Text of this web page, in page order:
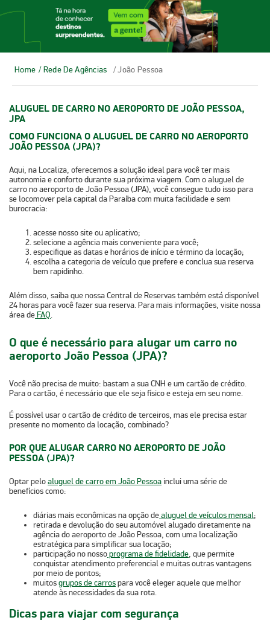
Home / Rede De Agências / João Pessoa
ALUGUEL DE CARRO NO AEROPORTO DE JOÃO PESSOA,
JPA
COMO FUNCIONA O ALUGUEL DE CARRO NO AEROPORTO
JOÃO PESSOA (JPA)?
Aqui, na Localiza, oferecemos a solução ideal para você ter mais
autonomia e conforto durante sua próxima viagem. Com oaluguel de
carro no aeroporto de João Pessoa (JPA), você consegue tudo isso para
se locomover pela capital da Paraíba com muita facilidade e sem
burocracia:
acesse nossosite ou aplicativo;
selecione aagência mais convenientepara você;
especifique asdatas e horáriosde início e término da locação;
escolha acategoria de veículoque prefere e conclua sua reserva
bem rapidinho.
Além disso, saiba que nossa Central de Reservas também está disponível
24 horas para você fazer sua reserva. Para mais informações, visite nossa
área deFAQ.
O que é necessário para alugar um carro no
aeroporto João Pessoa (JPA)?
Você não precisa de muito: bastam a sua CNH e um cartão de crédito.
Para o cartão, é necessário que ele seja físico e esteja em seu nome.
É possível usar o cartão de crédito de terceiros, mas ele precisa estar
presente no momento da locação, combinado?
POR QUE ALUGAR CARRO NO AEROPORTO DE JOÃO
PESSOA (JPA)?
Optar peloaluguel de carro em João Pessoa inclui uma série de
benefícios como:
diáriasmais econômicasna opção dealuguel de veículos mensal;
retirada e devoluçãodo seu automóvel alugado diretamente na
agência do aeroporto de João Pessoa, com uma localização
estratégica para simplificar sua locação;
participação no nossoprograma de fidelidade, que permite
conquistaratendimento preferenciale muitas outras vantagens
por meio de pontos;
muitosgrupos de carrospara você eleger aquele que melhor
atende às necessidades da sua rota.
Dicas para viajar com segurança